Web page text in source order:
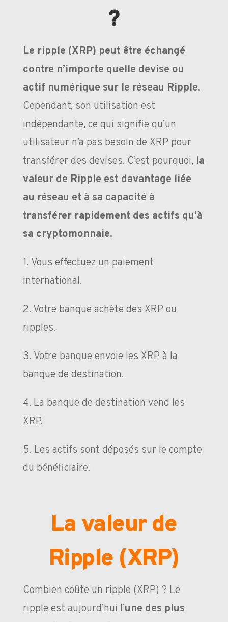
?
Le ripple (XRP) peut être échangé
contre n’importe quelle devise ou
actif numérique sur le réseau Ripple.
Cependant, son utilisation est
indépendante, ce qui signifie qu’un
utilisateur n’a pas besoin de XRP pour
transférer des devises. C’est pourquoi, la
valeur de Ripple est davantage liée
au réseau et à sa capacité à
transférer rapidement des actifs qu’à
sa cryptomonnaie.
1️. Vous effectuez un paiement
international.
2️. Votre banque achète des XRP ou
ripples.
3️. Votre banque envoie les XRP à la
banque de destination.
4️. La banque de destination vend les
XRP.
5️. Les actifs sont déposés sur le compte
du bénéficiaire.
La valeur de
Ripple (XRP)
Combien coûte un ripple (XRP) ? Le
ripple est aujourd’hui l’une des plus